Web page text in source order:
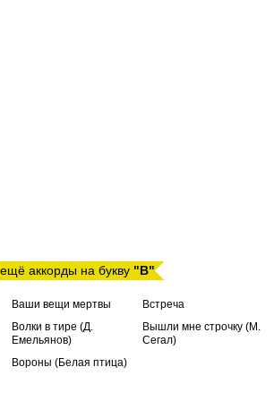
аккорды на букву "В"
Ваши вещи мертвы
Волки в тире (Д.
Емельянов)
Вороны (Белая птица)
Встреча
Вышли мне строчку (М.
Сегал)